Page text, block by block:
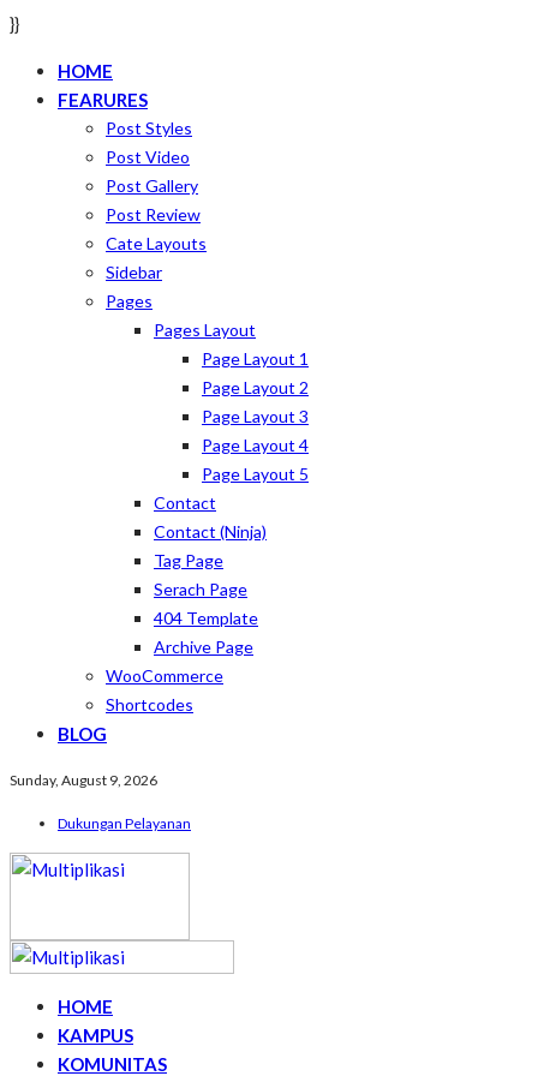
}}
HOME
FEARURES
Post Styles
Post Video
Post Gallery
Post Review
Cate Layouts
Sidebar
Pages
Pages Layout
Page Layout 1
Page Layout 2
Page Layout 3
Page Layout 4
Page Layout 5
Contact
Contact (ninja)
Tag Page
Serach Page
404 Template
Archive Page
WooCommerce
Shortcodes
BLOG
Sunday, August 9, 2026
Dukungan Pelayanan
HOME
KAMPUS
KOMUNITAS